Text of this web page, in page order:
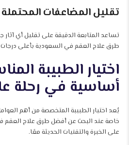
تقليل المضاعفات المحتملة
تساعد المتابعة الدقيقة على تقليل أي
طرق علاج العقم في السعودية بأعلى درجات
اختيار الطبيبة
أساسية في رحلة
يُعد اختيار الطبيبة المتخصصة من أهم
خاصة عند البحث عن أفضل طرق علاج العقم
على الخبرة والتقنيات الحديثة معًا.